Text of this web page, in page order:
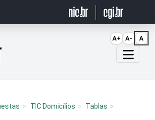
TIC Domicílios Tablas
A+ A- A